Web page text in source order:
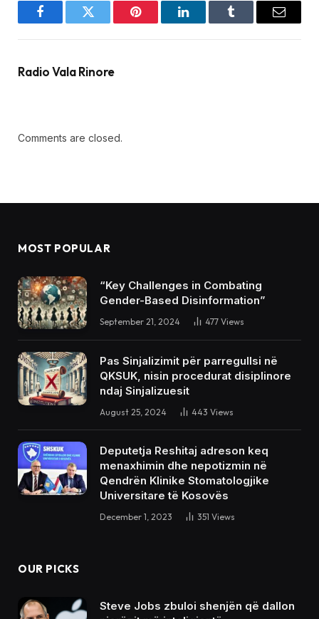
FacebookTwitter Pinterest LinkedInTumblr Email
Radio Vala Rinore
Comments are closed.
MOST POPULAR
“Key Challenges in Combating
Gender-Based Disinformation”
September 21, 2024 477 Views
Pas Sinjalizimit për parregullsi në
QKSUK, nisin procedurat disiplinore
ndaj Sinjalizuesit
August 25, 2024 443 Views
Deputetja Reshitaj adreson keq
menaxhimin dhe nepotizmin në
Qendrën Klinike Stomatologjike
Universitare të Kosovës
December 1, 2023 351 Views
OUR PICKS
Steve Jobs zbuloi shenjën që dallon